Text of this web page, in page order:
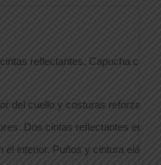
reflectantes. Capucha con
del cuello y costuras
Dos cintas reflectantes en
el interior. Puños y cintura